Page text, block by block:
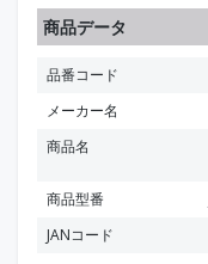
商品データ
品番コード
メーカー名
商品名
商品型番
JANコード